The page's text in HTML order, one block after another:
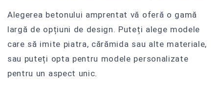
Alegerea betonului amprentat vă oferă o gamă
largă de opțiuni de design. Puteți alege modele
care să imite piatra, cărămida sau alte materiale,
sau puteți opta pentru modele personalizate
pentru un aspect unic.